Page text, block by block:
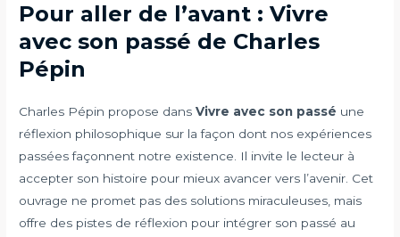
Pour aller de l’avant : Vivre
avec son passé de Charles
Pépin
Charles Pépin propose dansVivre avec son passé une
réflexion philosophique sur la façon dont nos expériences
passées façonnent notre existence. Il invite le lecteur à
accepter son histoire pour mieux avancer vers l’avenir. Cet
ouvrage ne promet pas des solutions miraculeuses, mais
offre des pistes de réflexion pour intégrer son passé au